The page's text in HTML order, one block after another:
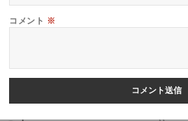
コメント ※